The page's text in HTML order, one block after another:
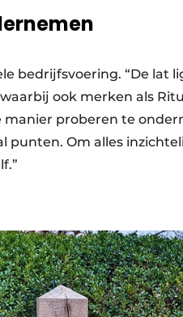
bedrijfsvoering. “De lat
ook merken als
proberen te
punten. Om alles